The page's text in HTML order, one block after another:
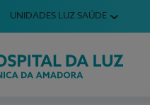
idioma
Language
UNIDADES LUZ SAÚDE
Luz Clínica da Amadora